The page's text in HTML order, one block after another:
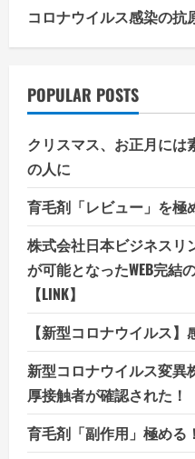
コロナウイルス感染の抗
POPULAR POSTS
クリスマス、お正月には
の人に
育毛剤「レビュー」を極
株式会社日本ビジネスリ
が可能となったWEB完結
【LINK】
【新型コロナウイルス
新型コロナウイルス変異
厚接触者が確認された！
育毛剤「副作用」極める！